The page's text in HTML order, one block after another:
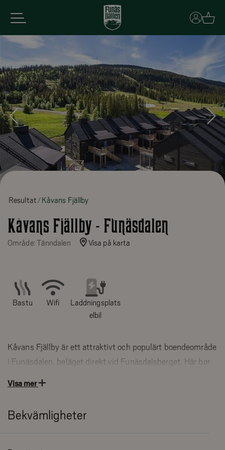
Basket
Resultat Kåvans Fjällby
Kåvans Fjällby - Funäsdalen
Område: Tänndalen Visa på karta
Bastu Wifi
Laddningsplats
elbil
Kåvans Fjällby är ett attraktivt och populärt boendeområde
i Funäsdalen, beläget direkt vid Funäsdalsberget. Här bor
Visa mer
Bekvämligheter